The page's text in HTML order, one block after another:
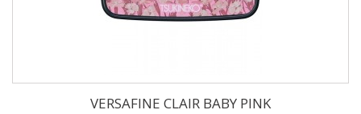
VERSAFINE CLAIR BABY PINK